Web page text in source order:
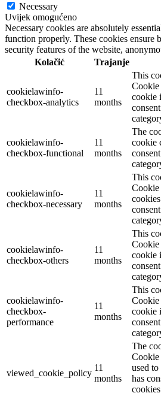
Necessary
Uvijek omogućeno
Necessary cookies are absolutely
function properly. These cookies ensure
security features of the website,
Kolačić
Trajanje
cookielawinfo-
checkbox-analytics
11
months
This
Cookie
cookie
cookielawinfo-
checkbox-functional
11
months
The
cookie
cookielawinfo-
checkbox-necessary
11
months
This
Cookie
cookielawinfo-
checkbox-others
11
months
This
Cookie
cookie
cookielawinfo-
checkbox-
performance
11
months
This
Cookie
cookie
viewed_cookie_policy
11
months
The
Cookie
used
has